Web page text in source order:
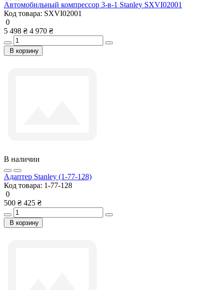
Автомобильный компрессор 3-в-1 Stanley SXVI02001
Код товара: SXVI02001
0
5 498 ₴ 4 970 ₴
В корзину
В наличии
Адаптер Stanley (1-77-128)
Код товара: 1-77-128
0
500 ₴ 425 ₴
В корзину